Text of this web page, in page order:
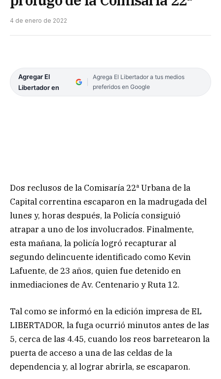
4 de enero de 2022
Agregar El
Libertador en
Agrega El Libertador a tus medios
preferidos en Google
Dos reclusos de la Comisaría 22ª Urbana de la
Capital correntina escaparon en la madrugada del
lunes y, horas después, la Policía consiguió
atrapar a uno de los involucrados. Finalmente,
esta mañana, la policía logró recapturar al
segundo delincuente identificado como Kevin
Lafuente, de 23 años, quien fue detenido en
inmediaciones de Av. Centenario y Ruta 12.
Tal como se informó en la edición impresa de EL
LIBERTADOR, la fuga ocurrió minutos antes de las
5, cerca de las 4.45, cuando los reos barretearon la
puerta de acceso a una de las celdas de la
dependencia y, al lograr abrirla, se escaparon.